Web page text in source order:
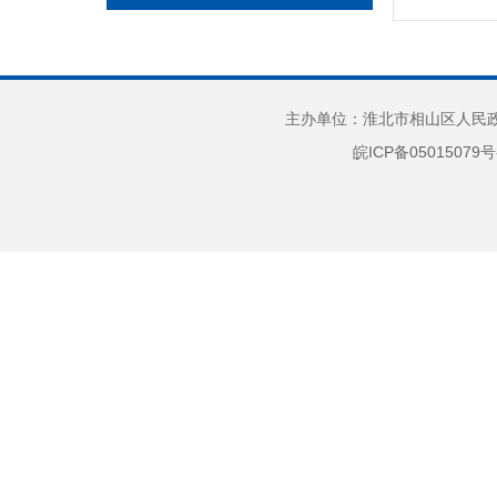
主办单位：淮北市相山区人
皖ICP备05015079